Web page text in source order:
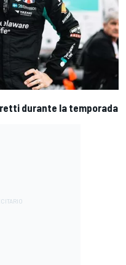
durante la temporada